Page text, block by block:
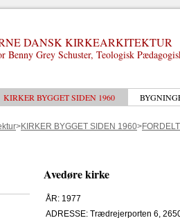
DANSK KIRKEARKITEKTUR
Benny Grey Schuster, Teologisk
KIRKER BYGGET SIDEN 1960
>KIRKER BYGGET SIDEN 1960>
Avedøre kirke
ÅR: 1977
ADRESSE: Trædrejerporten 6,